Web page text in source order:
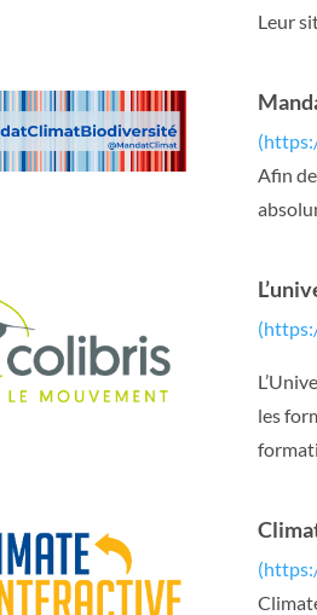
Leur
Afin
les